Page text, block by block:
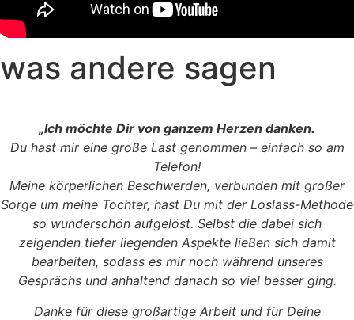
was andere sagen
„Ich möchte Dir von ganzem Herzen danken.
Du hast mir eine große Last genommen – einfach so am
Telefon!
Meine körperlichen Beschwerden, verbunden mit großer
Sorge um meine Tochter, hast Du mit der Loslass-Methode
so wunderschön aufgelöst. Selbst die dabei sich
zeigenden tiefer liegenden Aspekte ließen sich damit
bearbeiten, sodass es mir noch während unseres
Gesprächs und anhaltend danach so viel besser ging.
Danke für diese großartige Arbeit und für Deine